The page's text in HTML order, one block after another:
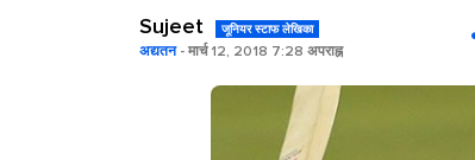
Sujeet जूनियर स्टाफ लेखिका
अद्यतन- मार्च 12, 2018 7:28 अपराह्न